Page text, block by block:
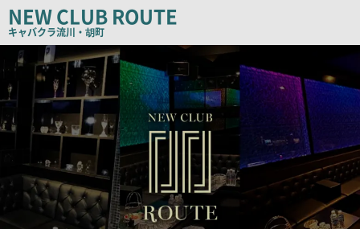
コ
ピ
ー
NEW CLUB ROUTE
キャバクラ流川・胡町
店
PR
画
像